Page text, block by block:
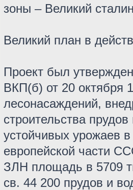
зоны – Великий
Великий план в
Проект был
ВКП(б) от 20 октября
лесонасаждений,
строительства
устойчивых урожаев
европейской части
ЗЛН площадь в 5709
св. 44 200 прудов и